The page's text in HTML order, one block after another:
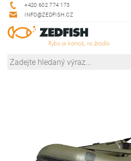
+420 602 774 173
INFO@ZEDFISH.CZ